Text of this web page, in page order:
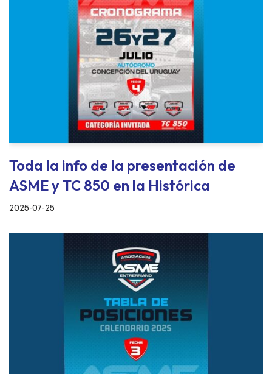
Toda la info de la presentación de
ASME y TC 850 en la Histórica
2025-07-25